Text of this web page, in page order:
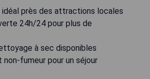
idéal près des attractions locales
24h/24 pour plus de
à sec disponibles
fumeur pour un séjour